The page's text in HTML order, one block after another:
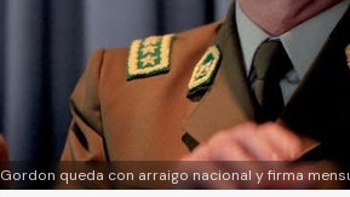
Gordon queda con arraigo nacional y firma